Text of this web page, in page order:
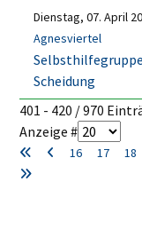
Dienstag, 07. April
Agnesviertel
Scheidung
Limite der
401 - 420 / 970
Anzeige #
16 17 18